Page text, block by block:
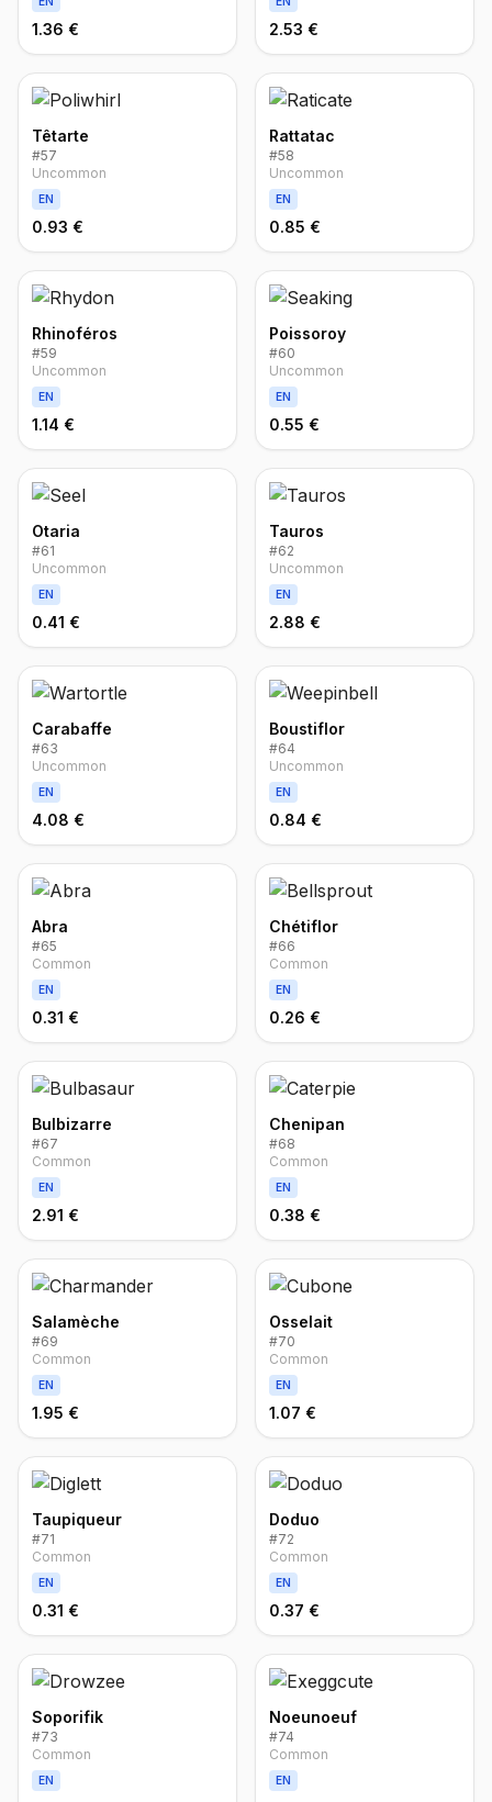
1.36 € 2.53 €
Têtarte
#57
Uncommon
EN
0.93 €
Rattatac
#58
Uncommon
EN
0.85 €
Rhinoféros
#59
Uncommon
EN
1.14 €
Poissoroy
#60
Uncommon
EN
0.55 €
Otaria
#61
Uncommon
EN
0.41 €
Tauros
#62
Uncommon
EN
2.88 €
Carabaffe
#63
Uncommon
EN
4.08 €
Boustiflor
#64
Uncommon
EN
0.84 €
Abra
#65
Common
EN
0.31 €
Chétiflor
#66
Common
EN
0.26 €
Bulbizarre
#67
Common
EN
2.91 €
Chenipan
#68
Common
EN
0.38 €
Salamèche
#69
Common
EN
1.95 €
Osselait
#70
Common
EN
1.07 €
Taupiqueur
#71
Common
EN
0.31 €
Doduo
#72
Common
EN
0.37 €
Soporifik
#73
Common
EN
Noeunoeuf
#74
Common
EN